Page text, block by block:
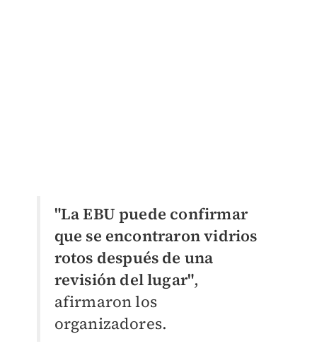
"La EBU puede confirmar
que se encontraron vidrios
rotos después de una
revisión del lugar",
afirmaron los
organizadores.